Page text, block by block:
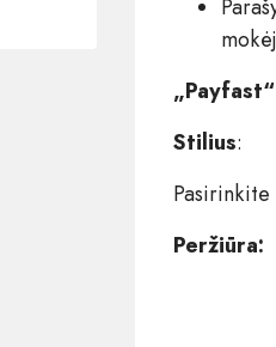
Stilius:
Peržiūra: